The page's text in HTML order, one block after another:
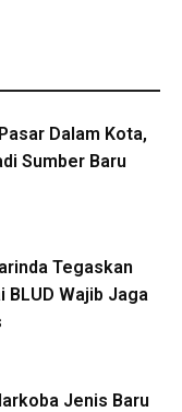
Dalam Kota,
Sumber Baru
Tegaskan
BLUD Wajib Jaga
Jenis Baru